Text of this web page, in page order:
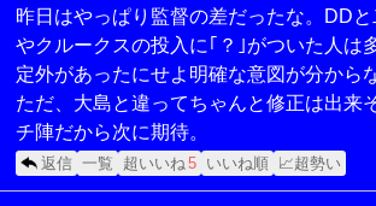
昨日はやっぱり監督の差だったな。DD
やクルークスの投入に｢？｣がついた人は
定外があったにせよ明確な意図が分から
ただ、大島と違ってちゃんと修正は出来
チ陣だから次に期待。
返信 一覧 超いいね5 いいね順 📈超勢い